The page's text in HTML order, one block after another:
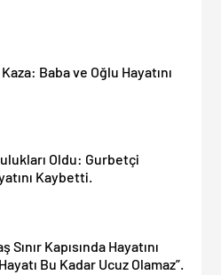
Baba ve Oğlu Hayatını
Oldu: Gurbetçi
Kaybetti.
Kapısında Hayatını
Bu Kadar Ucuz Olamaz”.